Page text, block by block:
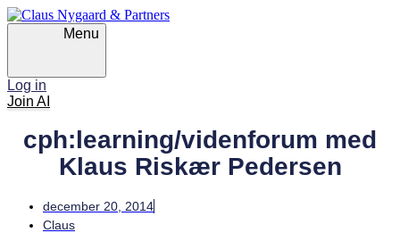
Skip
links
Skip
to
Skip
to
content
Menu
Log in
Join AI
cph:learning/videnforum med
Klaus Riskær Pedersen
december 20, 2014
Claus